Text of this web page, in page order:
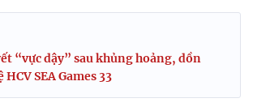
“vực dậy” sau khủng hoảng, dồn
SEA Games 33